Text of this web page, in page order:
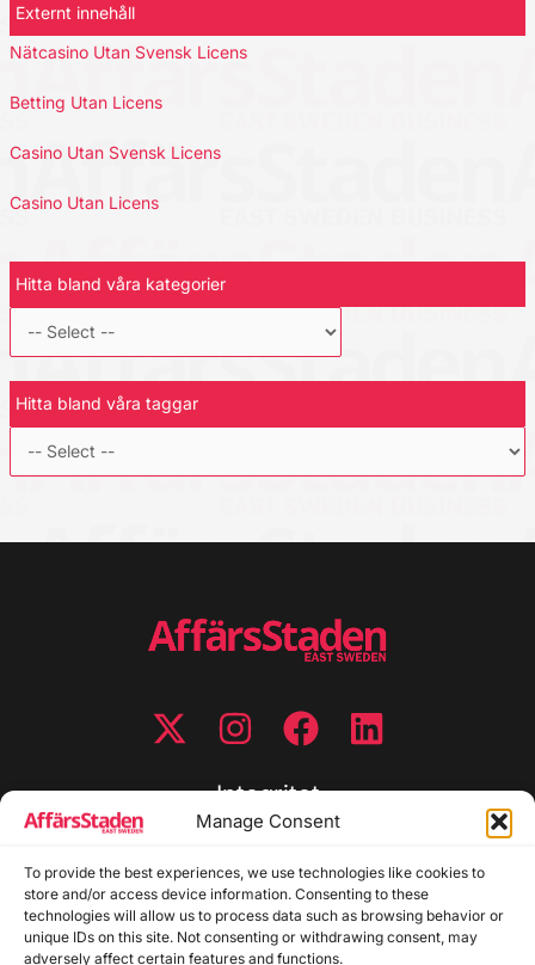
Manage Consent
To provide the best experiences, we use technologies like cookies to
store and/or access device information. Consenting to these
technologies will allow us to process data such as browsing behavior or
unique IDs on this site. Not consenting or withdrawing consent, may
adversely affect certain features and functions.
Externt innehåll
Nätcasino Utan Svensk Licens
Betting Utan Licens
Casino Utan Svensk Licens
Casino Utan Licens
Hitta bland våra kategorier
Hitta bland våra taggar
Integritet
Cookiepolicy
Disclaimer
Redaktionell policy
Utgivarinformation